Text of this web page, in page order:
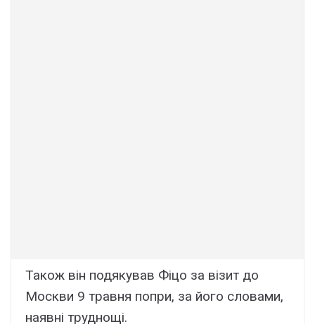
Також він подякував Фіцо за візит до
Москви 9 травня попри, за його словами,
наявні труднощі.